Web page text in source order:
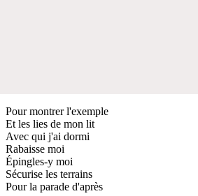
Pour montrer l'exemple
Et les lies de mon lit
Avec qui j'ai dormi
Rabaisse moi
Épingles-y moi
Sécurise les terrains
Pour la parade d'après